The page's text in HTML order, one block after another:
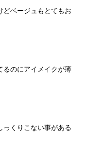
どベージュもとてもお
るのにアイメイクが薄
っくりこない事がある